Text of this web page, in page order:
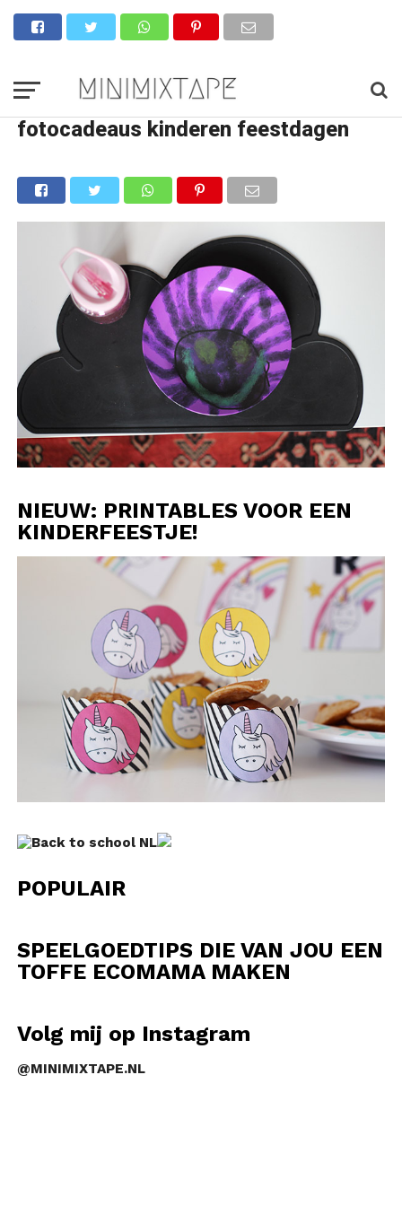
fotocadeaus kinderen feestdagen
NIEUW: PRINTABLES VOOR EEN
KINDERFEESTJE!
POPULAIR
SPEELGOEDTIPS DIE VAN JOU EEN
TOFFE ECOMAMA MAKEN
Volg mij op Instagram
@MINIMIXTAPE.NL